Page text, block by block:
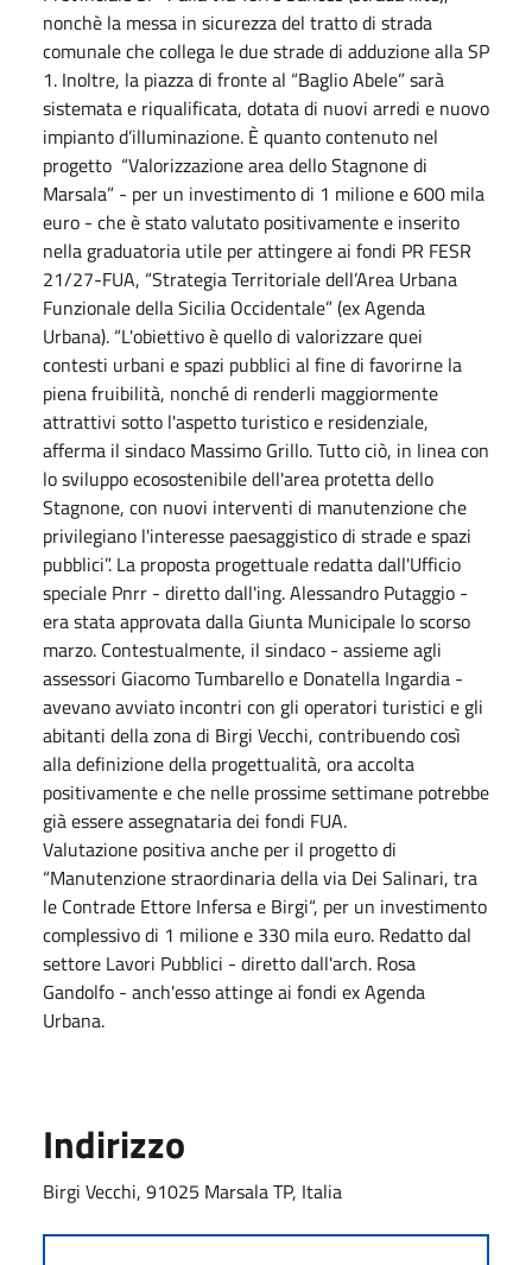
nonchè la messa in sicurezza del tratto di strada
comunale che collega le due strade di adduzione alla SP
1. Inoltre, la piazza di fronte al “Baglio Abele” sarà
sistemata e riqualificata, dotata di nuovi arredi e nuovo
impianto d’illuminazione. È quanto contenuto nel
progetto “Valorizzazione area dello Stagnone di
Marsala” - per un investimento di 1 milione e 600 mila
euro - che è stato valutato positivamente e inserito
nella graduatoria utile per attingere ai fondi PR FESR
21/27-FUA, “Strategia Territoriale dell’Area Urbana
Funzionale della Sicilia Occidentale” (ex Agenda
Urbana). “L'obiettivo è quello di valorizzare quei
contesti urbani e spazi pubblici al fine di favorirne la
piena fruibilità, nonché di renderli maggiormente
attrattivi sotto l'aspetto turistico e residenziale,
afferma il sindaco Massimo Grillo. Tutto ciò, in linea con
lo sviluppo ecosostenibile dell'area protetta dello
Stagnone, con nuovi interventi di manutenzione che
privilegiano l'interesse paesaggistico di strade e spazi
pubblici”. La proposta progettuale redatta dall'Ufficio
speciale Pnrr - diretto dall'ing. Alessandro Putaggio -
era stata approvata dalla Giunta Municipale lo scorso
marzo. Contestualmente, il sindaco - assieme agli
assessori Giacomo Tumbarello e Donatella Ingardia -
avevano avviato incontri con gli operatori turistici e gli
abitanti della zona di Birgi Vecchi, contribuendo così
alla definizione della progettualità, ora accolta
positivamente e che nelle prossime settimane potrebbe
già essere assegnataria dei fondi FUA.
Valutazione positiva anche per il progetto di
“Manutenzione straordinaria della via Dei Salinari, tra
le Contrade Ettore Infersa e Birgi“, per un investimento
complessivo di 1 milione e 330 mila euro. Redatto dal
settore Lavori Pubblici - diretto dall'arch. Rosa
Gandolfo - anch'esso attinge ai fondi ex Agenda
Urbana.
Indirizzo
Birgi Vecchi, 91025 Marsala TP, Italia